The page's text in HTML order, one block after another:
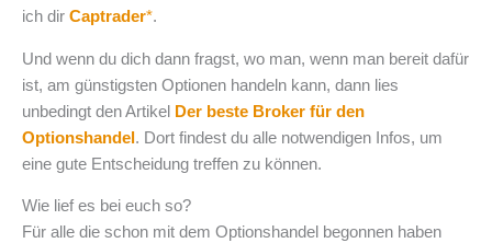
ich dir Captrader*.
Und wenn du dich dann fragst, wo man, wenn man bereit dafür
ist, am günstigsten Optionen handeln kann, dann lies
unbedingt den Artikel Der beste Broker für den
Optionshandel. Dort findest du alle notwendigen Infos, um
eine gute Entscheidung treffen zu können.
Wie lief es bei euch so?
Für alle die schon mit dem Optionshandel begonnen haben